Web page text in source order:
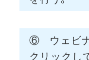
⑥ ウェビナ
クリックし